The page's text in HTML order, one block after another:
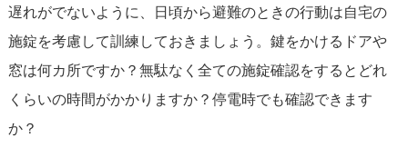
遅れがでないように、日頃から避難のときの行動は自宅の
施錠を考慮して訓練しておきましょう。鍵をかけるドアや
窓は何カ所ですか？無駄なく全ての施錠確認をするとどれ
くらいの時間がかかりますか？停電時でも確認できます
か？